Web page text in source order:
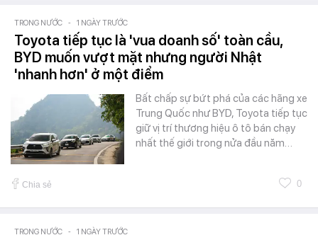
TRONG NƯỚC - 1 NGÀY TRƯỚC
Toyota tiếp tục là 'vua doanh số' toàn cầu,
BYD muốn vượt mặt nhưng người Nhật
'nhanh hơn' ở một điểm
Bất chấp sự bứt phá của các hãng xe
Trung Quốc như BYD, Toyota tiếp tục
giữ vị trí thương hiệu ô tô bán chạy
nhất thế giới trong nửa đầu năm…
Chia sẻ 0
TRONG NƯỚC - 1 NGÀY TRƯỚC